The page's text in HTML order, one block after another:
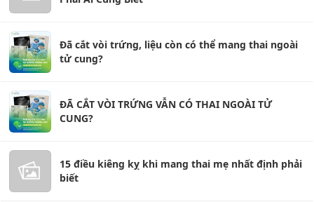
Đã cắt vòi trứng, liệu còn có thể mang thai ngoài
tử cung?
ĐÃ CẮT VÒI TRỨNG VẪN CÓ THAI NGOÀI TỬ
CUNG?
15 điều kiêng kỵ khi mang thai mẹ nhất định phải
biết